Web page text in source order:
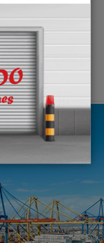
y Desarrollo
conclusiones
se ha detectado “un
de la Unión
especialmente en los
ro.